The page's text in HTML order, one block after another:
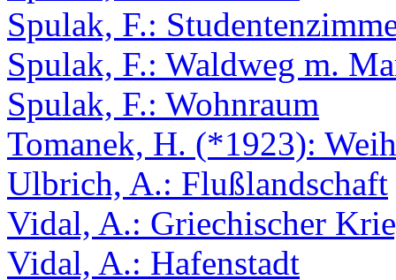
Spulak, F.:
Spulak, F.: Waldweg m.
Spulak, F.: Wohnraum
Tomanek, H. (*1923):
Ulbrich, A.: Flußlandschaft
Vidal, A.: Griechischer
Vidal, A.: Hafenstadt